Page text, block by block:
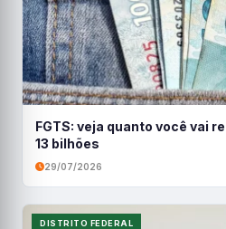
FGTS: veja quanto você vai
13 bilhões
29/07/2026
DISTRITO FEDERAL